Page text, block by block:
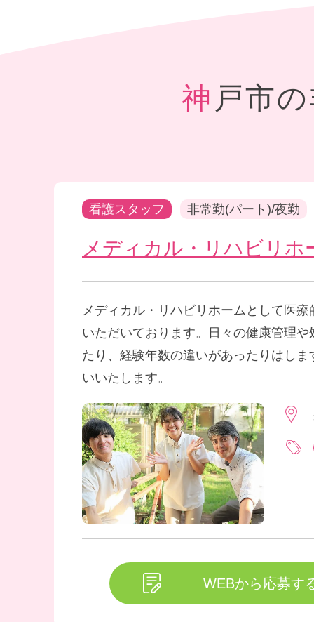
神戸
看護スタッフ 非常勤(パート)/夜勤
メディカル・リハビリ
メディカル・リハビリホームとして医
いただいております。日々の健康管理
たり、経験年数の違いがあったりはし
いいたします。
WEBから応募す